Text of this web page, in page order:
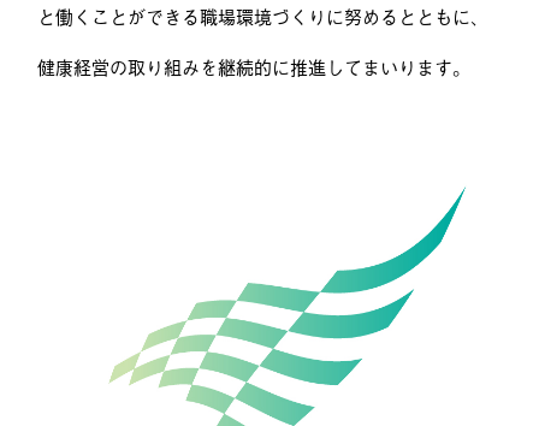
と働くことができる職場環境づくりに努めるとともに、
健康経営の取り組みを継続的に推進してまいります。